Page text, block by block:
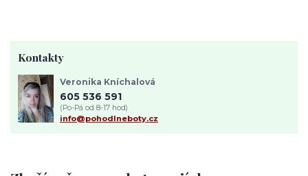
Kontakty
Veronika Kníchalová
605 536 591
(Po-Pá od 8-17 hod)
info@pohodlneboty.cz